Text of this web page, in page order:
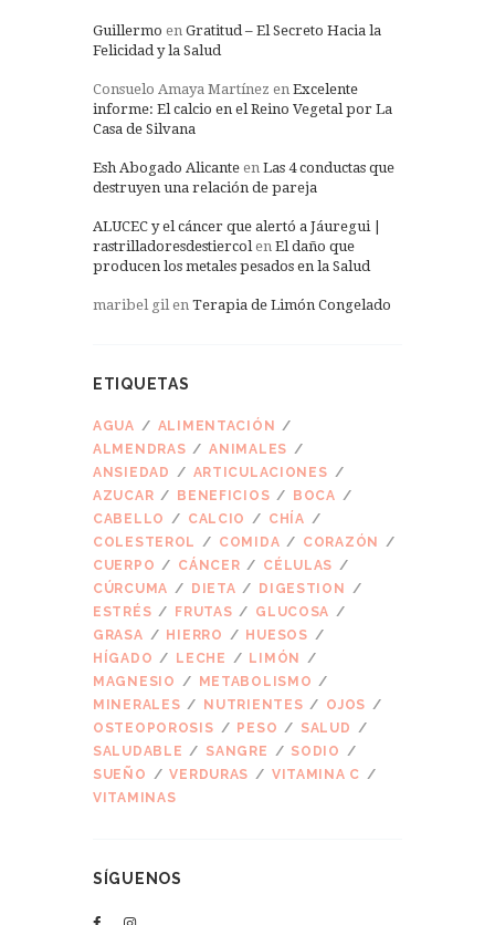
Guillermo en Gratitud – El Secreto Hacia la
Felicidad y la Salud
Consuelo Amaya Martínez en Excelente
informe: El calcio en el Reino Vegetal por La
Casa de Silvana
Esh Abogado Alicante en Las 4 conductas que
destruyen una relación de pareja
ALUCEC y el cáncer que alertó a Jáuregui |
rastrilladoresdestiercol en El daño que
producen los metales pesados en la Salud
maribel gil en Terapia de Limón Congelado
ETIQUETAS
AGUA
ALIMENTACIÓN
ALMENDRAS
ANIMALES
ANSIEDAD
ARTICULACIONES
AZUCAR
BENEFICIOS
BOCA
CABELLO
CALCIO
CHÍA
COLESTEROL
COMIDA
CORAZÓN
CUERPO
CÁNCER
CÉLULAS
CÚRCUMA
DIETA
DIGESTION
ESTRÉS
FRUTAS
GLUCOSA
GRASA
HIERRO
HUESOS
HÍGADO
LECHE
LIMÓN
MAGNESIO
METABOLISMO
MINERALES
NUTRIENTES
OJOS
OSTEOPOROSIS
PESO
SALUD
SALUDABLE
SANGRE
SODIO
SUEÑO
VERDURAS
VITAMINA C
VITAMINAS
SÍGUENOS